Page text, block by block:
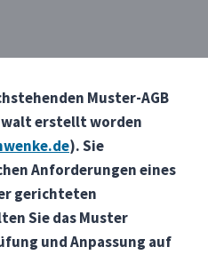
Muster-AGB
erstellt worden
). Sie
Anforderungen eines
gerichteten
Sie das Muster
und Anpassung auf